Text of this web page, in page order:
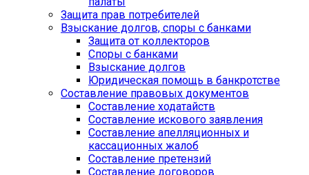
Защита прав потребителей
Взыскание долгов, споры с банками
Защита от коллекторов
Споры с банками
Взыскание долгов
Юридическая помощь в банкротстве
Составление правовых документов
Составление ходатайств
Составление искового заявления
Составление апелляционных и
кассационных жалоб
Cоставление претензий
Составление договоров